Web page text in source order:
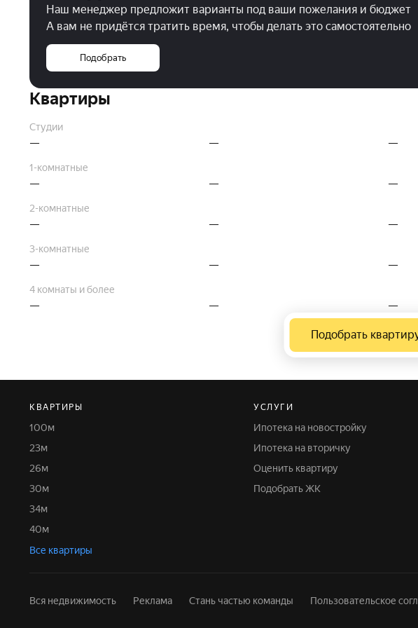
Наш менеджер предложит варианты под ваши пожелания и бюджет
А вам не придётся тратить время, чтобы делать это самостоятельно
Подобрать
Квартиры
Студии
— — —
1-комнатные
— — —
2-комнатные
— — —
3-комнатные
— — —
4 комнаты и более
— — —
Подобрать
КВАРТИРЫ
100м
23м
26м
30м
34м
40м
Все квартиры
УСЛУГИ
Ипотека на новостройку
Ипотека на вторичку
Оценить квартиру
Подобрать ЖК
Вся недвижимость Реклама Стань частью команды Пользовательское